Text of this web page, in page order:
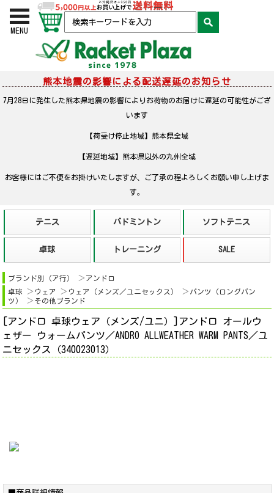
MENU
熊本地震の影響による配送遅延のお知らせ
7月28日に発生した熊本県地震の影響によりお荷物のお届けに遅延の可能性がござ
います
【荷受け停止地域】熊本県全域
【遅延地域】熊本県以外の九州全域
お客様にはご不便をお掛けいたしますが、ご了承の程よろしくお願い申し上げま
す。
ブランド別（ア行）
アンドロ
卓球
ウェア ウェア（メンズ／ユニセックス）
パンツ（ロングパン
ツ）
その他ブランド
[アンドロ 卓球ウェア（メンズ/ユニ）]アンドロ オールウ
ェザー ウォームパンツ／ANDRO ALLWEATHER WARM PANTS／ユ
ニセックス（340023013）